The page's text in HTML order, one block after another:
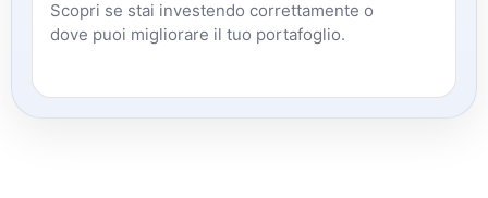
Scopri se stai investendo correttamente o
dove puoi migliorare il tuo portafoglio.